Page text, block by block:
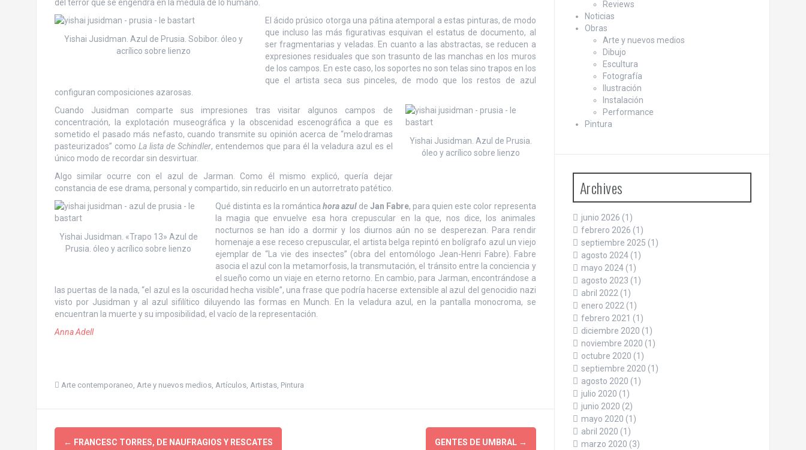
del terror que se engendra en la médula de lo humano.
Yishai Jusidman. Azul de Prusia. Sobibor. óleo y
acrílico sobre lienzo
El ácido prúsico otorga una pátina atemporal a estas pinturas, de modo
que incluso las más figurativas esquivan el estatus de documento, al
ser fragmentarias y veladas. En cuanto a las abstractas, se reducen a
expresiones residuales que son trasunto de las manchas en los muros
de los campos. En este caso, los soportes no son telas sino trapos en los
que el artista seca sus pinceles, de modo que los restos de azul
configuran composiciones azarosas.
Yishai Jusidman. Azul de Prusia.
óleo y acrílico sobre lienzo
Cuando Jusidman comparte sus impresiones tras visitar algunos campos de
concentración, la explotación museográfica y la obscenidad escenográfica a que es
sometido el pasado más nefasto, cuando transmite su opinión acerca de “melodramas
pasteurizados” como La lista de Schindler, entendemos que para él la veladura azul es el
único modo de recordar sin desvirtuar.
Algo similar ocurre con el azul de Jarman. Como él mismo explicó, quería dejar
constancia de ese drama, personal y compartido, sin reducirlo en un autorretrato patético.
Yishai Jusidman. «Trapo 13» Azul de
Prusia. óleo y acrílico sobre lienzo
Qué distinta es la romántica hora azuldeJan Fabre, para quien este color representa
la magia que envuelve esa hora crepuscular en la que, nos dice, los animales
nocturnos se han ido a dormir y los diurnos aún no se desperezan. Para rendir
homenaje a ese receso crepuscular, el artista belga repintó en bolígrafo azul un viejo
ejemplar de “La vie des insectes” (obra del entomólogo Jean-Henri Fabre). Fabre
asocia el azul con la metamorfosis, la transmutación, el tránsito entre la conciencia y
el sueño como un viaje en eterno retorno. En cambio, para Jarman, encontrándose a
las puertas de la nada, “el azul es la oscuridad hecha visible”, una frase que podría hacerse extensible al azul del genocidio nazi
visto por Jusidman y al azul sifilítico diluyendo las formas en Munch. En la veladura azul, en la pantalla monocroma, se
encuentran la muerte y su imposibilidad, el vacío de la representación.
Anna Adell
Arte contemporaneo Arte y nuevos medios, Artículos, Artistas, Pintura
← FRANCESC TORRES, DE NAUFRAGIOS Y RESCATES GENTES DE UMBRAL →
Reviews
Noticias
Obras
Arte y nuevos medios
Dibujo
Escultura
Fotografía
Ilustración
Instalación
Performance
Pintura
Archives
junio 2026 (1)
febrero 2026 (1)
septiembre 2025 (1)
agosto 2024(1)
mayo 2024(1)
agosto 2023 (1)
abril 2022(1)
enero 2022(1)
febrero 2021 (1)
diciembre 2020 (1)
noviembre 2020 (1)
octubre 2020 (1)
septiembre 2020 (1)
agosto 2020 (1)
julio 2020 (1)
junio 2020 (2)
mayo 2020 (1)
abril 2020 (1)
marzo 2020 (3)